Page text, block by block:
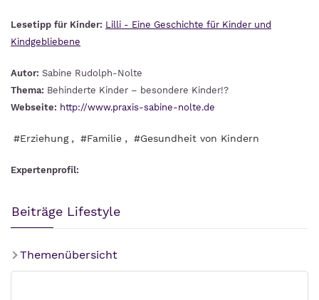
Lesetipp für Kinder: Lilli - Eine Geschichte für Kinder und
Kindgebliebene
Autor: Sabine Rudolph-Nolte
Thema: Behinderte Kinder – besondere Kinder!?
Webseite: http://www.praxis-sabine-nolte.de
#Erziehung , #Familie , #Gesundheit von Kindern
Expertenprofil:
Beiträge Lifestyle
Themenübersicht